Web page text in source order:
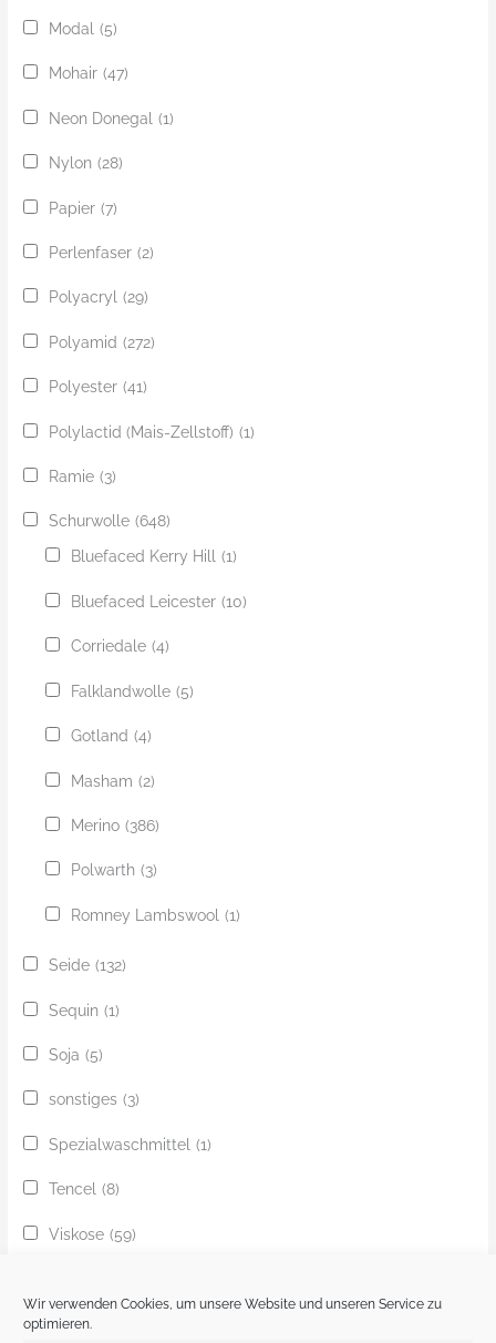
Wir verwenden Cookies, um unsere Website und unseren Service zu
optimieren.
Modal (5)
Mohair (47)
Neon Donegal (1)
Nylon (28)
Papier (7)
Perlenfaser (2)
Polyacryl (29)
Polyamid (272)
Polyester (41)
Polylactid (Mais-Zellstoff) (1)
Ramie (3)
Schurwolle (648)
Bluefaced Kerry Hill (1)
Bluefaced Leicester (10)
Corriedale (4)
Falklandwolle (5)
Gotland (4)
Masham (2)
Merino (386)
Polwarth (3)
Romney Lambswool (1)
Seide (132)
Sequin (1)
Soja (5)
sonstiges (3)
Spezialwaschmittel (1)
Tencel (8)
Viskose (59)
Ziege